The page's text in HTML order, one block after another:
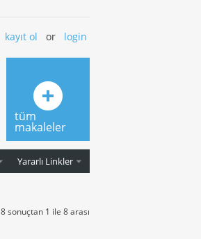
kayıt ol or login
Yararlı Linkler
tüm
makaleler
8 sonuçtan 1 ile 8 arası